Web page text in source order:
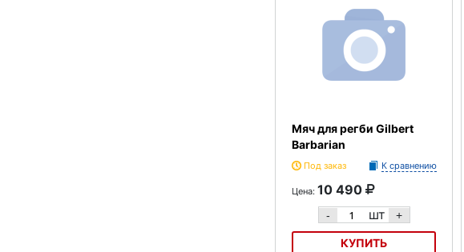
Мяч для регби Gilbert
Barbarian
Под заказ К сравнению
Цена: 10 490
- шт +
КУПИТЬ